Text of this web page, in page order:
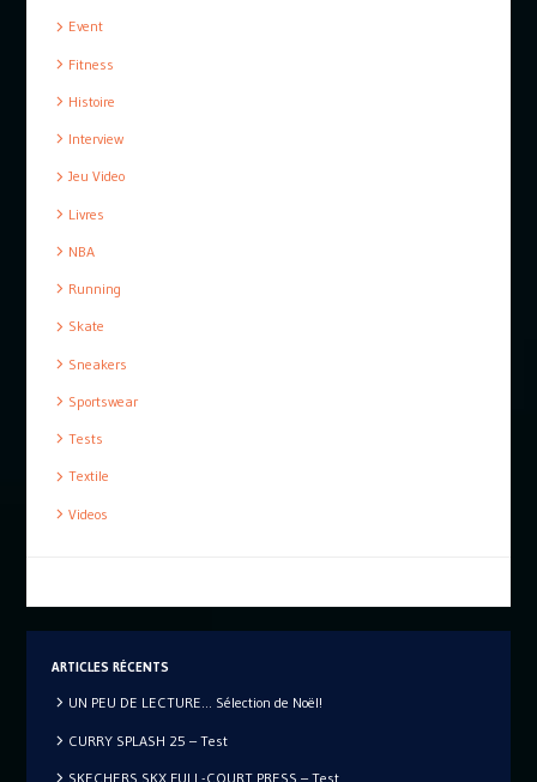
Event
Fitness
Histoire
Interview
Jeu Video
Livres
NBA
Running
Skate
Sneakers
Sportswear
Tests
Textile
Videos
ARTICLES RÉCENTS
UN PEU DE LECTURE… Sélection de Noël!
CURRY SPLASH 25 – Test
SKECHERS SKX FULL-COURT PRESS – Test